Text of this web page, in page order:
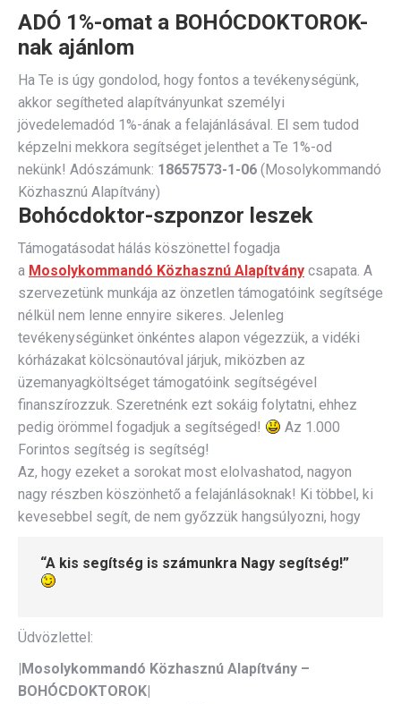
ADÓ 1%-omat a BOHÓCDOKTOROK-
nak ajánlom
Ha Te is úgy gondolod, hogy fontos a tevékenységünk,
akkor segítheted alapítványunkat személyi
jövedelemadód 1%-ának a felajánlásával. El sem tudod
képzelni mekkora segítséget jelenthet a Te 1%-od
nekünk! Adószámunk: 18657573-1-06 (Mosolykommandó
Közhasznú Alapítvány)
Bohócdoktor-szponzor leszek
Támogatásodat hálás köszönettel fogadja
a Mosolykommandó Közhasznú Alapítvány csapata. A
szervezetünk munkája az önzetlen támogatóink segítsége
nélkül nem lenne ennyire sikeres. Jelenleg
tevékenységünket önkéntes alapon végezzük, a vidéki
kórházakat kölcsönautóval járjuk, miközben az
üzemanyagköltséget támogatóink segítségével
finanszírozzuk. Szeretnénk ezt sokáig folytatni, ehhez
pedig örömmel fogadjuk a segítséged!
Az 1.000
Forintos segítség is segítség!
Az, hogy ezeket a sorokat most elolvashatod, nagyon
nagy részben köszönhető a felajánlásoknak! Ki többel, ki
kevesebbel segít, de nem győzzük hangsúlyozni, hogy
“A kis segítség is számunkra Nagy segítség!”
Üdvözlettel:
|Mosolykommandó Közhasznú Alapítvány –
BOHÓCDOKTOROK|